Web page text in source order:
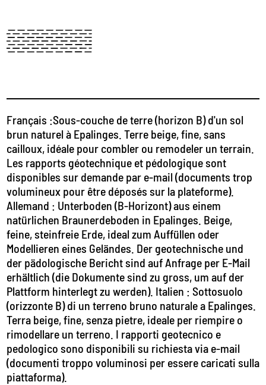
Français :Sous-couche de terre (horizon B) d'un sol
brun naturel à Epalinges. Terre beige, fine, sans
cailloux, idéale pour combler ou remodeler un terrain.
Les rapports géotechnique et pédologique sont
disponibles sur demande par e-mail (documents trop
volumineux pour être déposés sur la plateforme).
Allemand : Unterboden (B-Horizont) aus einem
natürlichen Braunerdeboden in Epalinges. Beige,
feine, steinfreie Erde, ideal zum Auffüllen oder
Modellieren eines Geländes. Der geotechnische und
der pädologische Bericht sind auf Anfrage per E-Mail
erhältlich (die Dokumente sind zu gross, um auf der
Plattform hinterlegt zu werden). Italien : Sottosuolo
(orizzonte B) di un terreno bruno naturale a Epalinges.
Terra beige, fine, senza pietre, ideale per riempire o
rimodellare un terreno. I rapporti geotecnico e
pedologico sono disponibili su richiesta via e-mail
(documenti troppo voluminosi per essere caricati sulla
piattaforma).